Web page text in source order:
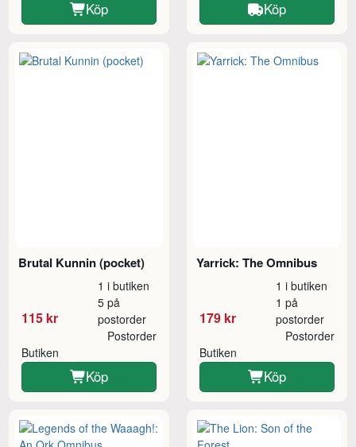
Köp Köp
Brutal Kunnin (pocket)
115 kr
1 i butiken
5 på
postorder
Butiken
Postorder
Köp
Yarrick: The Omnibus
179 kr
1 i butiken
1 på
postorder
Butiken
Postorder
Köp